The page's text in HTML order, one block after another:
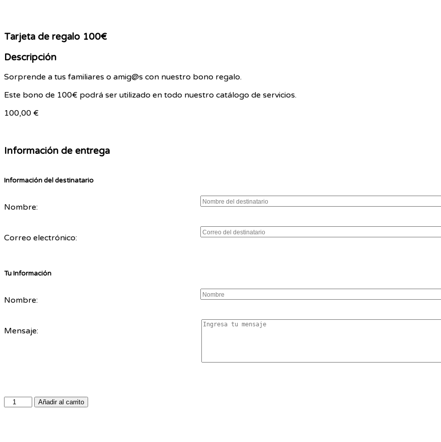
Tarjeta de regalo 100€
Descripción
Sorprende a tus familiares o amig@s con nuestro bono regalo.
Este bono de 100€ podrá ser utilizado en todo nuestro catálogo de servicios.
100,00 €
Información de entrega
Información del destinatario
Nombre:
Correo electrónico:
Tu Información
Nombre:
Mensaje:
Añadir al carrito